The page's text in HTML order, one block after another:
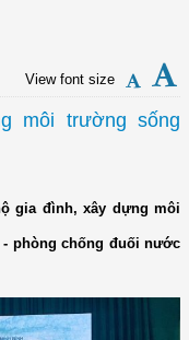
View font size
môi trường sống
gia đình, xây dựng môi
phòng chống đuối nước